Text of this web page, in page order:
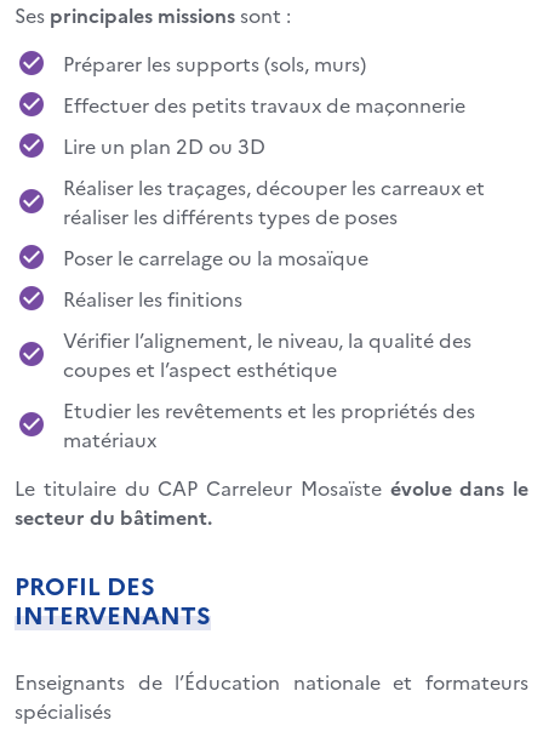
Ses principales missionssont :
Préparer les supports (sols, murs)
Effectuer des petits travaux de maçonnerie
Lire un plan 2D ou 3D
Réaliser les traçages, découper les carreaux et
réaliser les différents types de poses
Poser le carrelage ou la mosaïque
Réaliser les finitions
Vérifier l’alignement, le niveau, la qualité des
coupes et l’aspect esthétique
Etudier les revêtements et les propriétés des
matériaux
Le titulaire du CAP Carreleur Mosaïste évolue dans le
secteur du bâtiment.
PROFIL DES
INTERVENANTS
Enseignants de l’Éducation nationale et formateurs
spécialisés